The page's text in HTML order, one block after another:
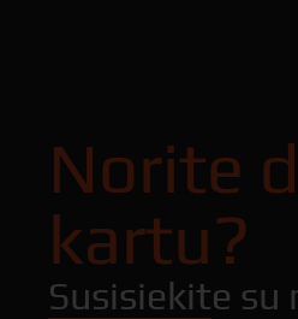
Norite
kartu?
Susisiekite su